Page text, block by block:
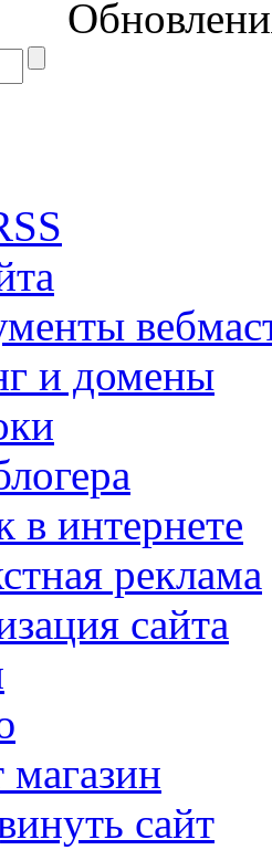
и домены
в интернете
реклама
сайта
сайт